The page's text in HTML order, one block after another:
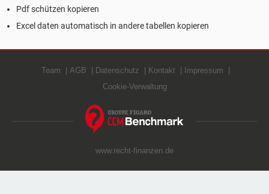
Pdf schützen kopieren
Excel daten automatisch in andere tabellen kopieren
Team AGB Datenschutz Kontakt
Impressum
Cookie-Verwaltung
www.recht-finanzen.de